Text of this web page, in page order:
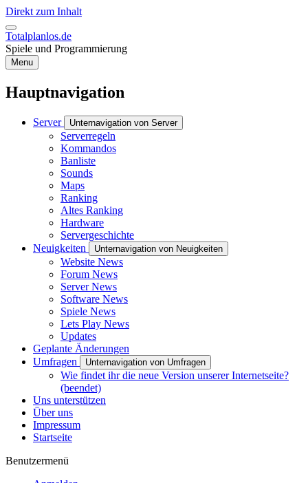
Direkt zum Inhalt
Totalplanlos.de
Spiele und Programmierung
Menu
Hauptnavigation
Server Unternavigation von Server
Serverregeln
Kommandos
Banliste
Sounds
Maps
Ranking
Altes Ranking
Hardware
Servergeschichte
Neuigkeiten
Unternavigation von Neuigkeiten
Website News
Forum News
Server News
Software News
Spiele News
Lets Play News
Updates
Geplante Änderungen
Umfragen
Unternavigation von Umfragen
Wie findet ihr die neue Version unserer Internetseite?
(beendet)
Uns unterstützen
Über uns
Impressum
Startseite
Benutzermenü